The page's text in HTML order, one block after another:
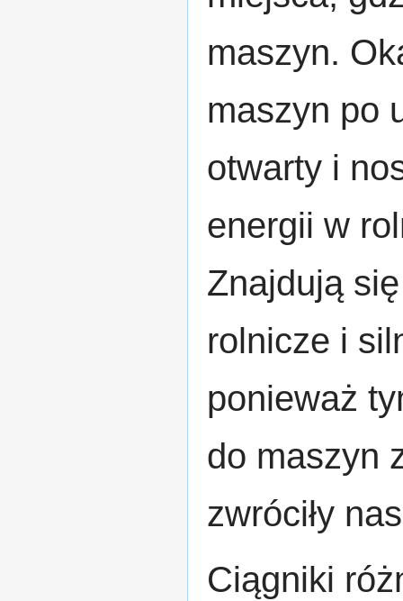
maszyn.
maszyn po
otwarty i
energii w
Znajdują
rolnicze i
ponieważ
do maszyn
zwróciły
Ciągniki